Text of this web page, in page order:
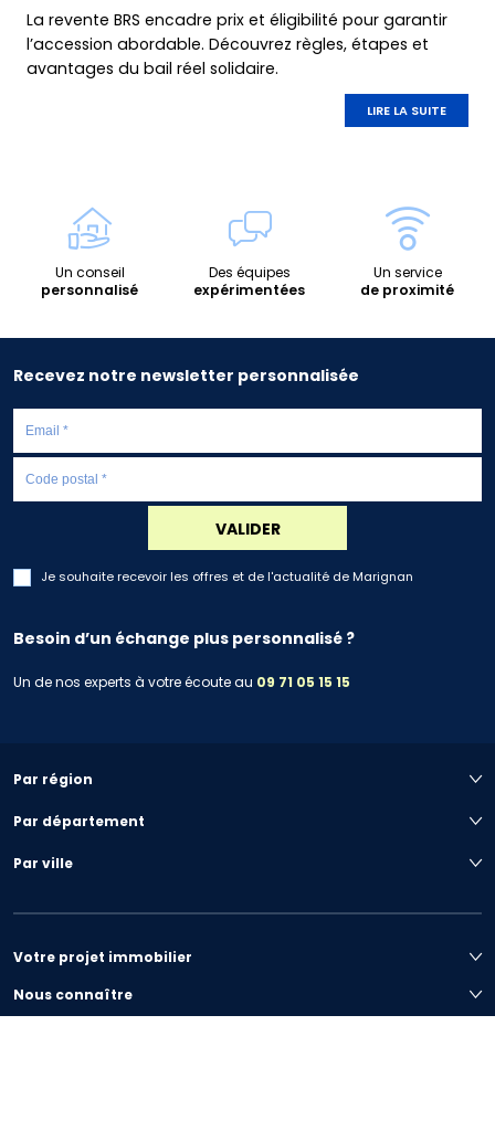
La revente BRS encadre prix et éligibilité pour garantir
l’accession abordable. Découvrez règles, étapes et
avantages du bail réel solidaire.
LIRE LA SUITE
Un conseil
personnalisé
Des équipes
expérimentées
Un service
de proximité
Recevez notre newsletter personnalisée
VALIDER
Je souhaite recevoir les offres et de l'actualité de Marignan
Besoin d’un échange plus personnalisé ?
Un de nos experts à votre écoute au 09 71 05 15 15
Par région
Par département
Par ville
Votre projet immobilier
Nous connaître